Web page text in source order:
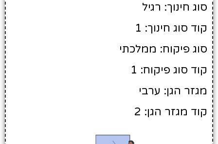
סוג חינוך: רגיל
קוד סוג חינוך: 1
סוג פיקוח: ממלכתי
קוד סוג פיקוח: 1
מגזר הגן: ערבי
קוד מגזר הגן: 2